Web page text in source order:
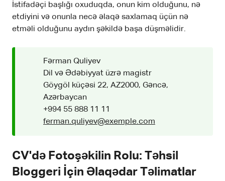
İstifadəçi başlığı oxuduqda, onun kim olduğunu, nə
etdiyini və onunla necə əlaqə saxlamaq üçün nə
etməli olduğunu aydın şəkildə başa düşməlidir.
Fərman Quliyev
Dil və Ədəbiyyat üzrə magistr
Göygöl küçəsi 22, AZ2000, Gəncə,
Azərbaycan
+994 55 888 11 11
ferman.quliyev@exemple.com
CV'də Fotoşəkilin Rolu: Təhsil
Bloggeri İçin Əlaqədar Təlimatlar